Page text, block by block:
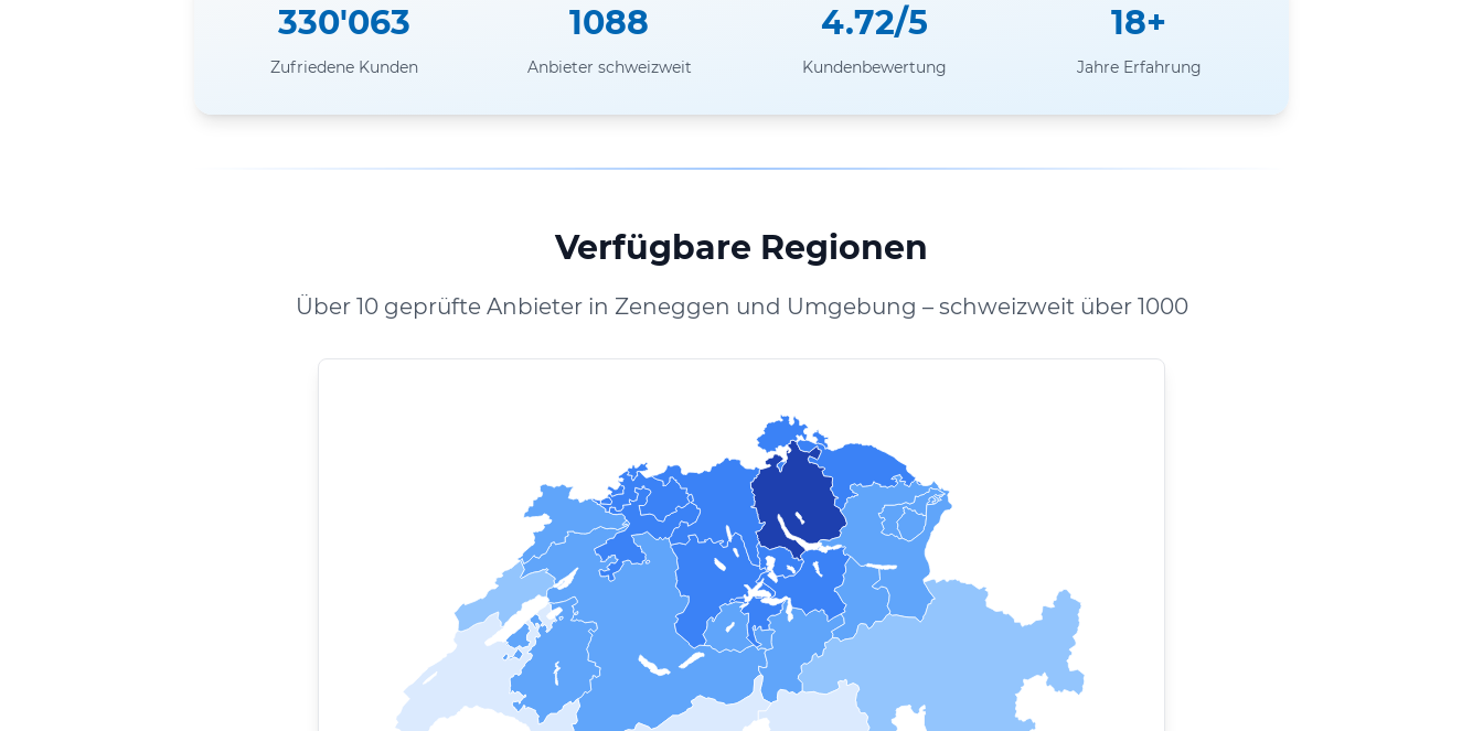
330'063
Zufriedene Kunden
1088
Anbieter schweizweit
4.72/5
Kundenbewertung
18+
Jahre Erfahrung
Verfügbare Regionen
Über 10 geprüfte Anbieter in Zeneggen und Umgebung – schweizweit über 1000